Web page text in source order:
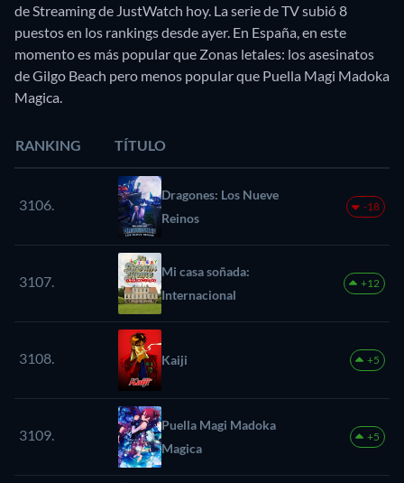
de Streaming de JustWatch hoy. La serie de TV subió 8
puestos en los rankings desde ayer. En España, en este
momento es más popular que Zonas letales: los asesinatos
de Gilgo Beach pero menos popular que Puella Magi Madoka
Magica.
RANKING TÍTULO
3106.
Dragones: Los Nueve
Reinos
-18
3107.
Mi casa soñada:
Internacional
+12
3108. Kaiji +5
3109.
Puella Magi Madoka
Magica
+5